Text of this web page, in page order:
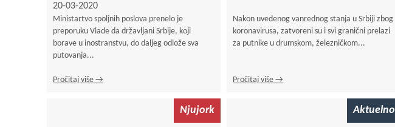
20-03-2020
Ministartvo spoljnih poslova prenelo je
preporuku Vlade da državljani Srbije, koji
borave u inostranstvu, do daljeg odlože sva
putovanja...
Pročitaj više →
Nakon uvedenog vanrednog stanja u Srbiji zbog
koronavirusa, zatvoreni su i svi granični prelazi
za putnike u drumskom, železničkom...
Pročitaj više →
Njujork Aktuelno